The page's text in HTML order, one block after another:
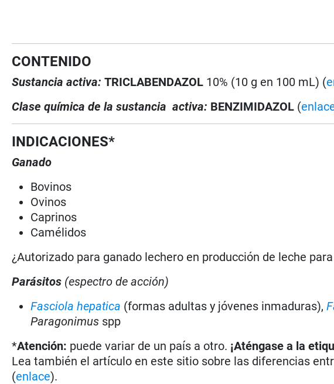
CONTENIDO
Sustancia activa:TRICLABENDAZOL 10% (10 g en 100 mL) (
Clase química de la sustancia activa: BENZIMIDAZOL (
INDICACIONES*
Ganado
Bovinos
Ovinos
Caprinos
Camélidos
¿Autorizado para ganado lechero en producción de leche
Parásitos (espectro de acción)
Fasciola hepatica (formas adultas y jóvenes inmaduras),
Paragonimus spp
*Atención: puede variar de un país a otro. ¡Aténgase a la
Lea también el artículo en este sitio sobre las diferencias
(enlace).